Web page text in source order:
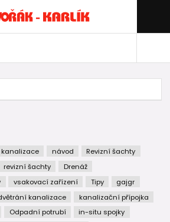
kanalizace návod
Revizní šachty
revizní šachty
Drenáž
vsakovací zařízení Tipy
gajgr
kanalizace
kanalizační přípojka
Odpadní potrubí
in-situ spojky